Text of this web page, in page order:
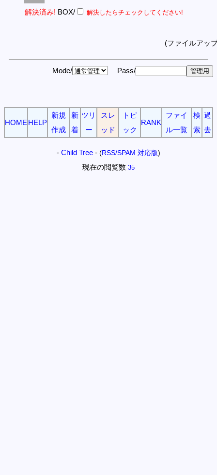
解決済み! BOX/ 解決したらチェックしてください!
(ファイルアッ
Mode/ Pass/
HOME HELP
新規
作成
新
着
ツリ
ー
スレ
ッド
トピ
ック
RANK
ファイ
ル一覧
検
索
過
去
- Child Tree - (RSS/SPAM 対応版)
現在の閲覧数 35